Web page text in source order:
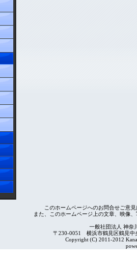
このホームページへのお問合せご意
また、このホームページ上の文章、映像
一般社団法人 神奈
〒230-0051 横浜市鶴見区鶴見
Copyright (C) 2011-2012